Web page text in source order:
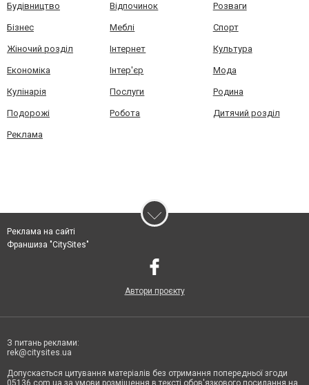
Будівництво Відпочинок Розваги
Бізнес Меблі Спорт
Жіночий розділ Інтернет Культура
Економіка Інтер'єр Мода
Кулінарія Послуги Родина
Подорожі Робота Дитячий розділ
Реклама
Реклама на сайті
Франшиза "CitySites"
Автори проєкту
З питань реклами:
rek@citysites.ua
Допускається цитування матеріалів без отримання попередньої згоди
05136.com.ua за умови розміщення в тексті обов'язкового посилання на